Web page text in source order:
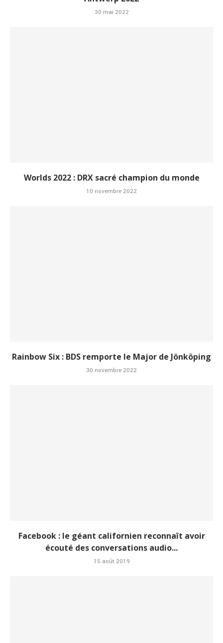
30 mai 2022
Worlds 2022 : DRX sacré champion du monde
10 novembre 2022
Rainbow Six : BDS remporte le Major de Jönköping
30 novembre 2022
Facebook : le géant californien reconnaît avoir
écouté des conversations audio...
15 août 2019